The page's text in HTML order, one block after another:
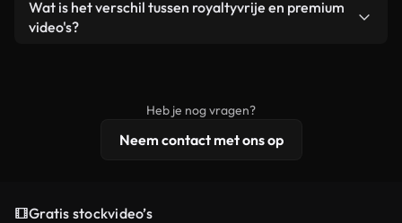
een losstaand product.
remixen. Zorg er wel voor dat het eindproduct
Wat is het verschil tussen royaltyvrije en premium
video's?
licentiebescherming omvat.
Heb je nog vragen?
Neem contact met ons op
Gratis stockvideo’s